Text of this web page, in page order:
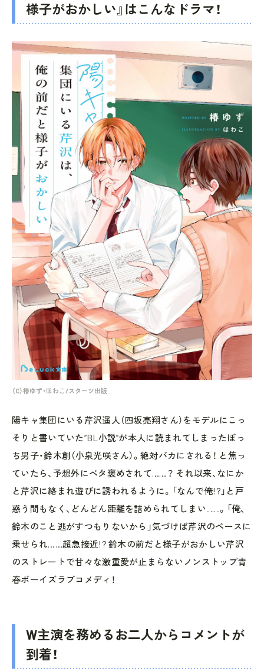
様子がおかしい』はこんなドラマ！
（C）椿ゆず・ほわこ/スターツ出版
陽キャ集団にいる芹沢遥人（四坂亮翔さん）をモデルにこっ
そりと書いていた“BL小説”が本人に読まれてしまったぼっ
ち男子・鈴木創（小泉光咲さん）。絶対バカにされる！ と焦っ
ていたら、予想外にベタ褒めされて……？ それ以来、なにか
と芹沢に絡まれ遊びに誘われるように。「なんで俺!?」と戸
惑う間もなく、どんどん距離を詰められてしまい.......。「俺、
鈴木のこと逃がすつもりないから」気づけば芹沢のペースに
乗せられ……超急接近!? 鈴木の前だと様子がおかしい芹沢
のストレートで甘々な激重愛が止まらないノンストップ青
春ボーイズラブコメディ！
W主演を務めるお二人からコメントが
到着！